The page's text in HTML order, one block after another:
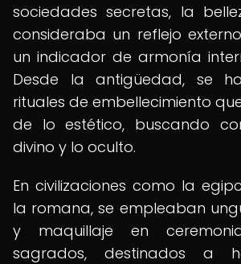
sociedades secretas, la
consideraba un reflejo
un indicador de armonía
Desde la antigüedad, se
rituales de embellecimiento
de lo estético, buscando
divino y lo oculto.
En civilizaciones como la
la romana, se empleaban
y maquillaje en
sagrados, destinados a